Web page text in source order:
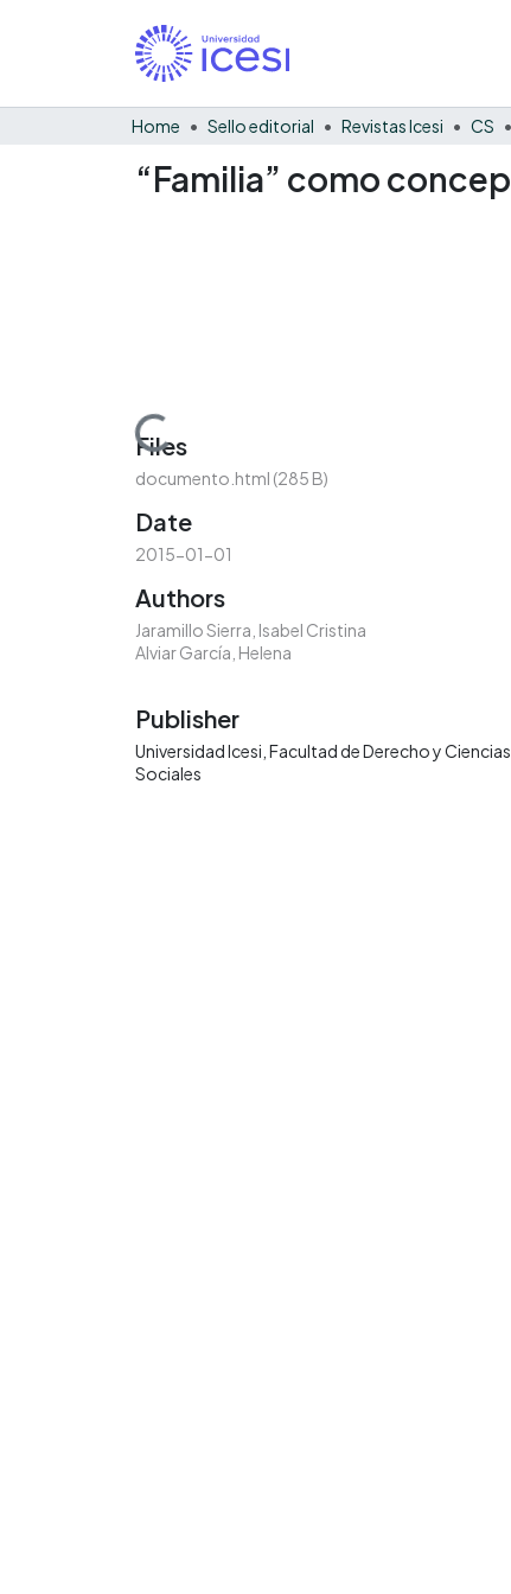
Home Sello editorial Revistas Icesi CS
“Familia” como
Loading...
Files
documento.html (285 B)
Date
2015-01-01
Authors
Jaramillo Sierra, Isabel Cristina
Alviar García, Helena
Publisher
Universidad Icesi, Facultad de Derecho y Ciencias
Sociales